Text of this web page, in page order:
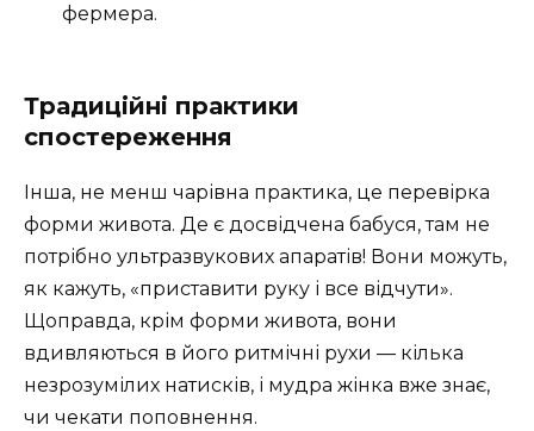
фермера.
Традиційні практики
спостереження
Інша, не менш чарівна практика, це перевірка
форми живота. Де є досвідчена бабуся, там не
потрібно ультразвукових апаратів! Вони можуть,
як кажуть, «приставити руку і все відчути».
Щоправда, крім форми живота, вони
вдивляються в його ритмічні рухи — кілька
незрозумілих натисків, і мудра жінка вже знає,
чи чекати поповнення.